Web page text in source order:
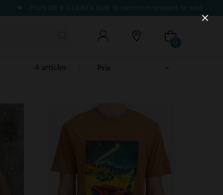
PLUS DE 9 CLIENTS SUR 10 recommandent le site
0
4 articles